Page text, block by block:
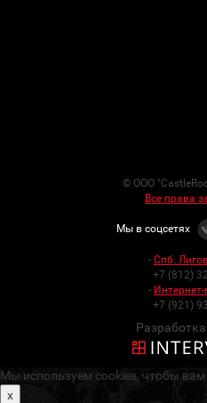
© ООО
Все права
Мы в соцсетях
- Спб.
+7 (812)
-
+7 (921)
Мы используем cookies, чтобы
x